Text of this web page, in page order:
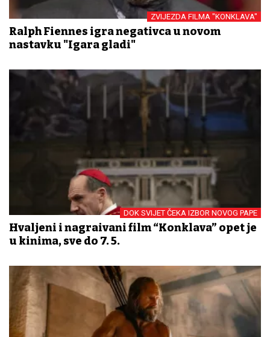
ZVIJEZDA FILMA "KONKLAVA"
Ralph Fiennes igra negativca u novom
nastavku "Igara gladi"
DOK SVIJET ČEKA IZBOR NOVOG PAPE
Hvaljeni i nagrađivani film “Konklava” opet je
u kinima, sve do 7. 5.